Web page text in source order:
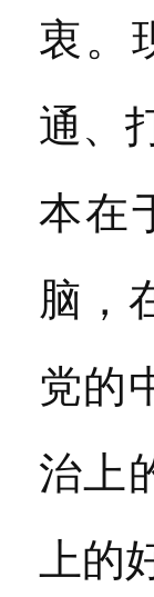
衷。
通、
本在
脑，
党的
治上
上